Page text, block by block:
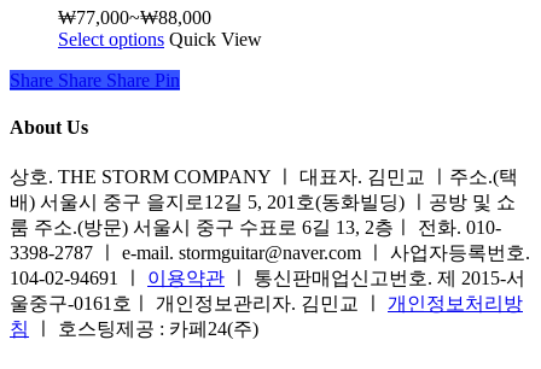
이
지
에
을
선
택
할
수
있
습
습
니
다.
상
이
지
에
서
옵
션
을
이
이
품
니
다.
상
품
페
이
지
₩77,000~₩88,000가
격
Select options 여
상
션
이
이
상
품
에
있
습
Quick View
Share
Share Share Share Pin
About Us
상호. THE STORM COMPANY ㅣ 대표자. 김민교 ㅣ주소.(택
배) 서울시 중구 을지로12길 5, 201호(동화빌딩) ㅣ공방 및 쇼
룸 주소.(방문) 서울시 중구 수표로 6길 13, 2층ㅣ 전화. 010-
3398-2787 ㅣ e-mail. stormguitar@naver.com ㅣ 사업자등록번호.
104-02-94691 ㅣ 이용약관 ㅣ 통신판매업신고번호. 제 2015-서
울중구-0161호ㅣ 개인정보관리자. 김민교 ㅣ 개인정보처리방
침
ㅣ 호스팅제공 : 카페24(주)